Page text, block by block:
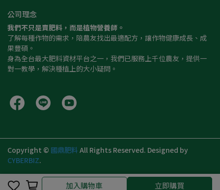
加入購物車
加入購物車 立即購買
公司理念
我們不只是賣肥料，而是植物營養師。
了解每種作物的需求，陪農友找出最適配方，讓作物健康成長、成
果豐碩。
身為全台最大肥料資材平台之一，我們已服務上千位農友，提供一
對一教學，解決種植上的大小疑問。
Copyright © 國鼎肥料 All Rights Reserved. Designed by
CYBERBIZ.